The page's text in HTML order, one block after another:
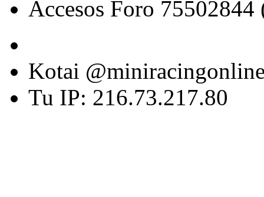
Accesos Foro 75502844
Kotai
Tu IP: 216.73.217.80